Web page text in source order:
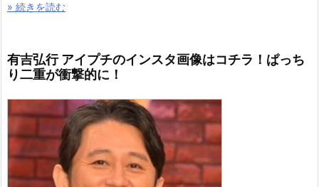
» 続きを読む
有吉弘行 アイプチのインスタ画像はコチラ！ぱっち
り二重が衝撃的に！